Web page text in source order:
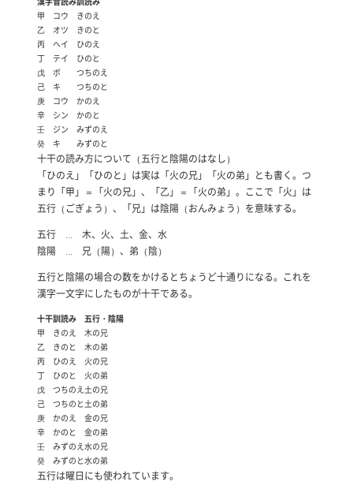
甲
コウ
きのえ
乙
オツ
きのと
丙
ヘイ
ひのえ
丁
テイ
ひのと
戊
ボ
つちのえ
己
キ
つちのと
庚
コウ
かのえ
辛
シン
かのと
壬
ジン
みずのえ
癸
キ みずのと
十干の読み方について（五行と陰陽のはなし）
「ひのえ」「ひのと」は実は「火の兄」「火の弟」とも書く。つ
まり「甲」＝「火の兄」、「乙」＝「火の弟」。ここで「火」は
五行（ごぎょう）、「兄」は陰陽（おんみょう）を意味する。
五行 … 木、火、土、金、水
陰陽 … 兄（陽）、弟（陰）
五行と陰陽の場合の数をかけるとちょうど十通りになる。これを
漢字一文字にしたものが十干である。
十干訓読み
五行・陰陽
甲
きのえ
木の兄
乙
きのと
木の弟
丙
ひのえ
火の兄
丁
ひのと
火の弟
戊
つちのえ土の兄
己
つちのと土の弟
庚
かのえ
金の兄
辛
かのと
金の弟
壬
みずのえ水の兄
癸
みずのと水の弟
五行は曜日にも使われています。